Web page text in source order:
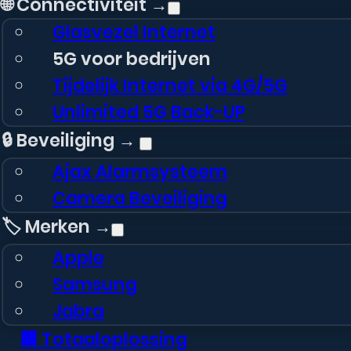
Glasvezel Internet
5G voor bedrijven
Tijdelijk Internet via 4G/5G
Unlimited 5G Back-UP
🔒 Beveiliging →
Ajax Alarmsysteem
Camera Beveiliging
🏷️ Merken →
Apple
Samsung
Jabra
🏢 Totaaloplossing